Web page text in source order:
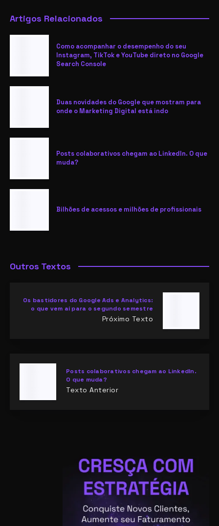
Artigos Relacionados
Como acompanhar o desempenho do seu
Instagram, TikTok e YouTube direto no Google
Search Console
Duas novidades do Google que mostram para
onde o Marketing Digital está indo
Posts colaborativos chegam ao LinkedIn. O que
muda?
Bilhões de acessos e milhões de profissionais
Outros Textos
Os bastidores do Google Ads e Analytics:
o que vem aí para o segundo semestre
Próximo Texto
Posts colaborativos chegam ao LinkedIn.
O que muda?
Texto Anterior